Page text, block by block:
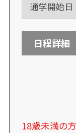
通学開始日
日程詳細
18歳未満の